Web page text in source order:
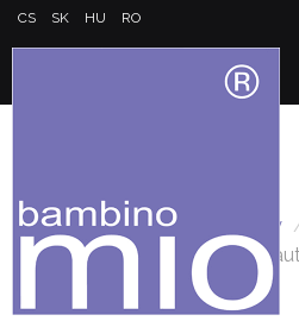
CS SK HU RO
Úvod / S miminky u vody
Koupací sada Bambino Mio